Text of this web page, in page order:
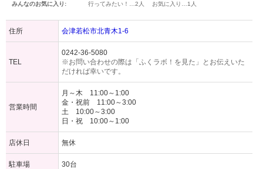
みんなのお気に入り: 行ってみたい！… 2人 お気に入り… 1人
住所 会津若松市北青木1-6
TEL
0242-36-5080
※お問い合わせの際は「ふくラボ！を見た」とお伝えいた
だければ幸いです。
営業時間
月～木 11:00～1:00
金・祝前 11:00～3:00
土 10:00～3:00
日・祝 10:00～1:00
店休日 無休
駐車場 30台